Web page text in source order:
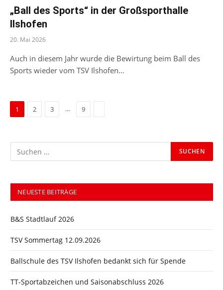
„Ball des Sports“ in der Großsporthalle
Ilshofen
20. Mai 2026
Auch in diesem Jahr wurde die Bewirtung beim Ball des
Sports wieder vom TSV Ilshofen…
1 2 3 … 9
NEUESTE BEITRÄGE
B&S Stadtlauf 2026
TSV Sommertag 12.09.2026
Ballschule des TSV Ilshofen bedankt sich für Spende
TT-Sportabzeichen und Saisonabschluss 2026